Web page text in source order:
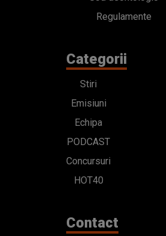
Regulamente
Categorii
Stiri
Emisiuni
Echipa
PODCAST
Concursuri
HOT40
Contact